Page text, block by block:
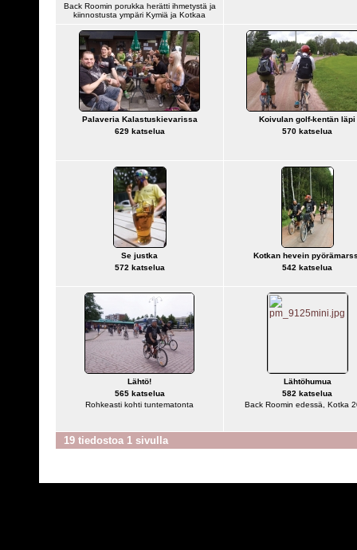
Back Roomin porukka herätti ihmetystä ja
kiinnostusta ympäri Kymiä ja Kotkaa
Palaveria Kalastuskievarissa
629 katselua
Koivulan golf-kentän läpi
570 katselua
Se justka
572 katselua
Kotkan hevein
542 katselua
Lähtö!
565 katselua
Rohkeasti kohti tuntematonta
Lähtöhumua
582 katselua
Back Roomin edessä, Kotka
19 tiedostoa 1 sivulla